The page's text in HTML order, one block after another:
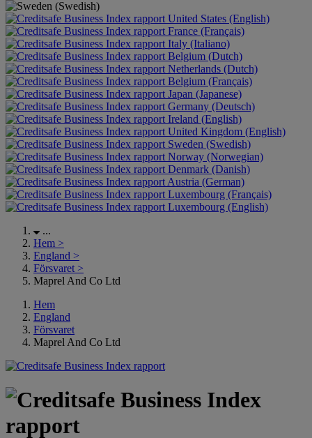
United States (English)
France (Français)
Italy (Italiano)
Belgium (Dutch)
Netherlands (Dutch)
Belgium (Français)
Japan (Japanese)
Germany (Deutsch)
Ireland (English)
United Kingdom (English)
Sweden (Swedish)
Norway (Norwegian)
Denmark (Danish)
Austria (German)
Luxembourg (Français)
Luxembourg (English)
...
Hem >
England >
Försvaret >
Maprel And Co Ltd
Hem
England
Försvaret
Maprel And Co Ltd